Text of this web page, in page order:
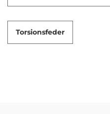
Torsionsfeder